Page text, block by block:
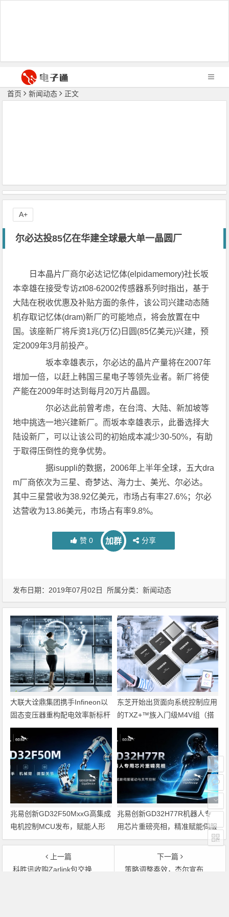
首页 新闻动态 正文
尔必达投85亿在华建全球最大单一晶圆厂
日本晶片厂商尔必达记忆体(elpidamemory)社长坂
本幸雄在接受专访zt08-62002传感器系列时指出，基于
大陆在税收优惠及补贴方面的条件，该公司兴建动态随
机存取记忆体(dram)新厂的可能地点，将会放置在中
国。该座新厂将斥资1兆(万亿)日圆(85亿美元)兴建，预
定2009年3月前投产。
坂本幸雄表示，尔必达的晶片产量将在2007年
增加一倍，以赶上韩国三星电子等领先业者。新厂将使
产能在2009年时达到每月20万片晶圆。
尔必达此前曾考虑，在台湾、大陆、新加坡等
地中挑选一地兴建新厂。而坂本幸雄表示，此番选择大
陆设新厂，可以让该公司的初始成本减少30-50%，有助
于取得压倒性的竞争优势。
据isuppli的数据，2006年上半年全球，五大dra
m厂商依次为三星、奇梦达、海力士、美光、尔必达。
其中三星营收为38.92亿美元，市场占有率27.6%；尔必
达营收为13.86美元，市场占有率9.8%。
赞 0 加群 分享
A+
发布日期：2019年07月02日 所属分类：新闻动态
大联大诠鼎集团携手Infineon以
固态变压器重构配电效率新标杆
东芝开始出货面向系统控制应用
的TXZ+™族入门级M4V组（搭
载Arm Cortex‑M4内核的标准微
控制器）工程样品
兆易创新GD32F50MxxG高集成
电机控制MCU发布，赋能人形
机器人关节驱动革新
兆易创新GD32H77R机器人专
用芯片重磅亮相，精准赋能伺服
驱动与关节控制
上一篇
科胜讯收购Zarlink包交换业务
下一篇
策略调整奏效，杰尔宣布首次全财年实现GAPP赢利